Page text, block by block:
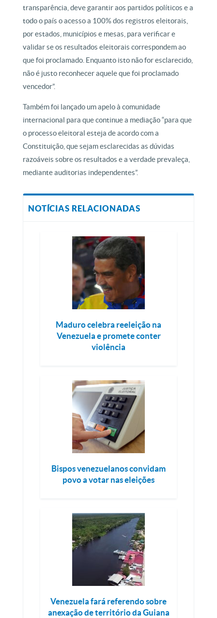
transparência, deve garantir aos partidos políticos e a
todo o país o acesso a 100% dos registros eleitorais,
por estados, municípios e mesas, para verificar e
validar se os resultados eleitorais correspondem ao
que foi proclamado. Enquanto isto não for esclarecido,
não é justo reconhecer aquele que foi proclamado
vencedor”.
Também foi lançado um apelo à comunidade
internacional para que continue a mediação “para que
o processo eleitoral esteja de acordo com a
Constituição, que sejam esclarecidas as dúvidas
razoáveis ​​sobre os resultados e a verdade prevaleça,
mediante auditorias independentes”.
NOTÍCIAS RELACIONADAS
Maduro celebra reeleição na
Venezuela e promete conter
violência
Bispos venezuelanos convidam
povo a votar nas eleições
Venezuela fará referendo sobre
anexação de território da Guiana